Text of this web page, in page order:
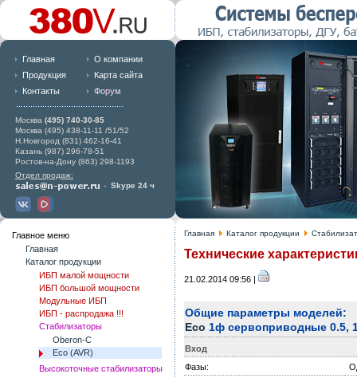
Главная
О компании
Продукция
Карта сайта
Контакты
Форум
Москва (495) 740-30-85
Москва (495) 438-11-11 /51/52
Н.Новгород (831) 462-16-41
Казань (987) 296-78-51
Ростов-на-Дону (863) 298-1193
Отдел продаж:
- Skype 24 ч
Главное меню
Главная
Каталог продукции
ИБП малой мощности
ИБП большой мощности
Модульные ИБП
ИБП - распродажа !!!
Стабилизаторы
Oberon-C
Eco (AVR)
Высокоточные стабилизаторы
Главная Каталог продукции
Технические
21.02.2014 09:56 |
Общие параметры моделей:
Eco 1ф сервоприводные 0.5,
Вход
Фазы: